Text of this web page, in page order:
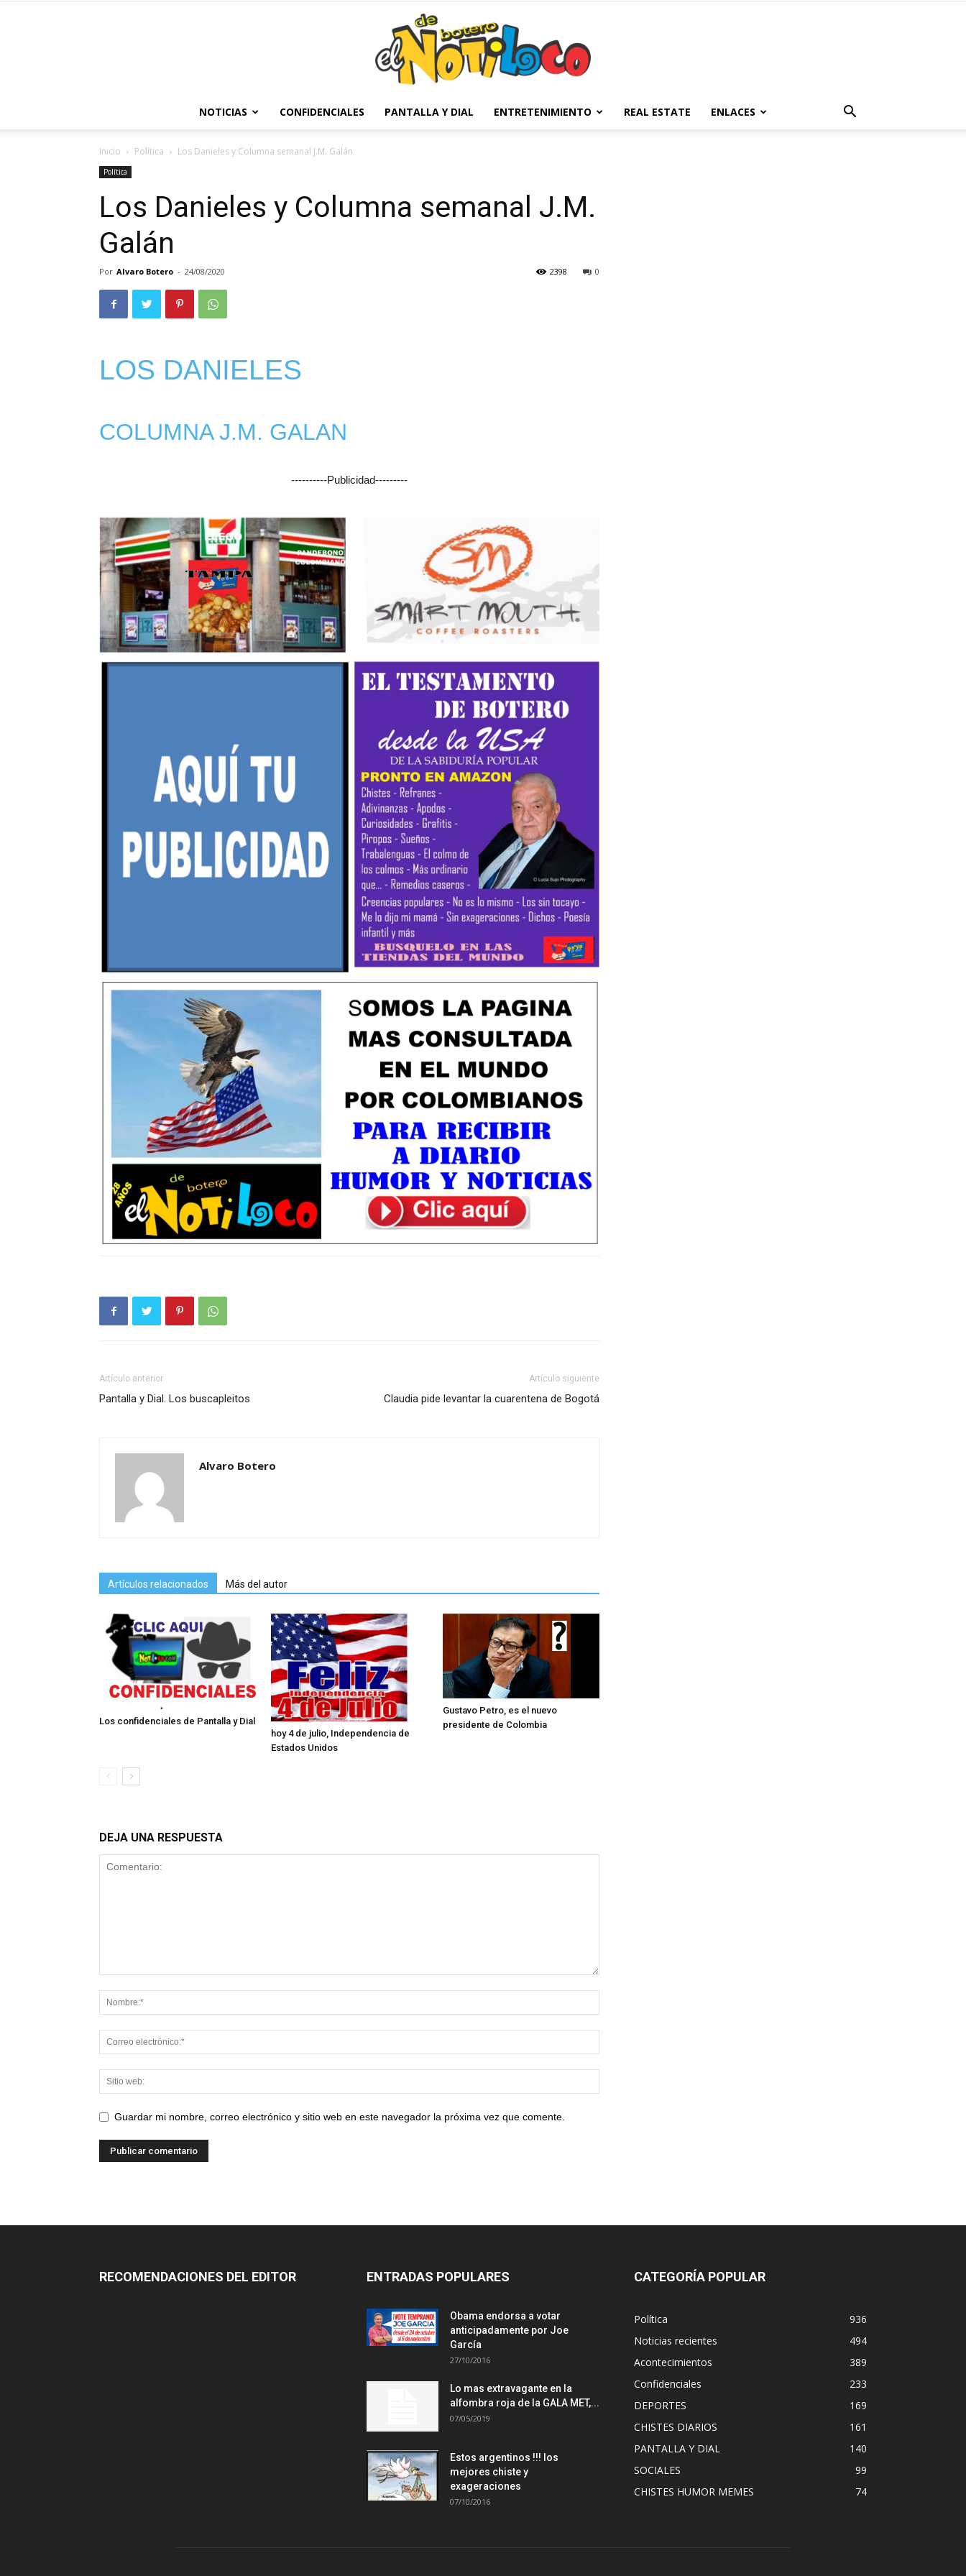
NOTICIAS CONFIDENCIALES PANTALLA Y DIAL ENTRETENIMIENTO REAL ESTATE ENLACES
Inicio Política Los Danieles y Columna semanal J.M. Galán
Política
Los Danieles y Columna semanal J.M.
Galán
Por Alvaro Botero - 24/08/2020 0
2398
LOS DANIELES
COLUMNA J.M. GALAN
----------Publicidad---------
Artículo anterior
Pantalla y Dial. Los buscapleitos
Artículo siguiente
Claudia pide levantar la cuarentena de Bogotá
Alvaro Botero
Artículos relacionados Más del autor
Los confidenciales de Pantalla y Dial
hoy 4 de julio, Independencia de
Estados Unidos
Gustavo Petro, es el nuevo
presidente de Colombia
DEJA UNA RESPUESTA
Guardar mi nombre, correo electrónico y sitio web en este navegador la próxima vez que comente.
RECOMENDACIONES DEL EDITOR ENTRADAS POPULARES
Obama endorsa a votar
anticipadamente por Joe
García
27/10/2016
Lo mas extravagante en la
alfombra roja de la GALA MET,...
07/05/2019
Estos argentinos !!! los
mejores chiste y
exageraciones
07/10/2016
CATEGORÍA POPULAR
Política
936
Noticias recientes
494
Acontecimientos
389
Confidenciales
233
DEPORTES
169
CHISTES DIARIOS
161
PANTALLA Y DIAL
140
SOCIALES
99
CHISTES HUMOR MEMES
74